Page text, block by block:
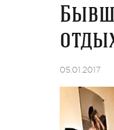
05.01.2017